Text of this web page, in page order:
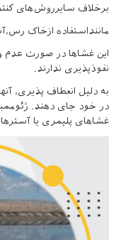
برخلاف سایرروش‌های
ماننداستفاده ازخاک
این غشاها در صورت عدم
نفوذپذیری ندارند.
به دلیل انعطاف پذیری،
در خود جای دهند.
غشاهای پلیمری یا